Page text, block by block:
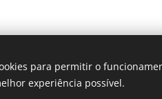
para permitir o
experiência possível.